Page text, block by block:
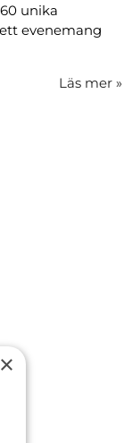
unika
evenemang
Läs mer »
×